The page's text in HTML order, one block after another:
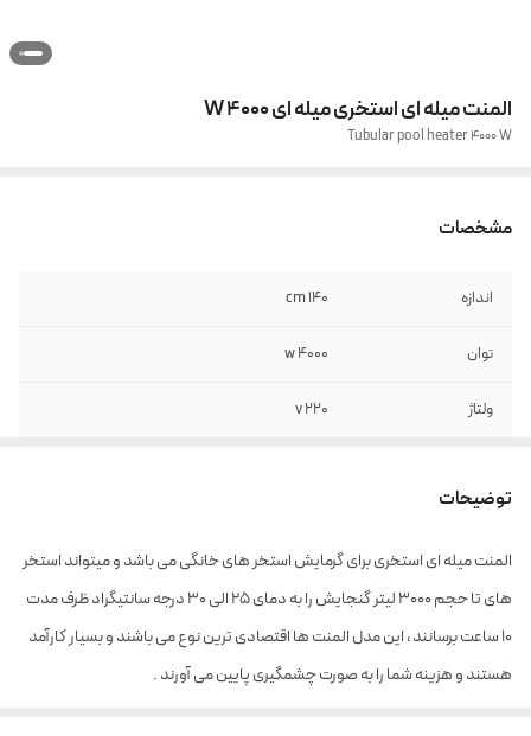
المنت میله ای استخری میله ای 4000 W
Tubular pool heater 4000 W
مشخصات
اندازه 140 cm
توان 4000 w
ولتاژ 220 v
توضیحات
المنت میله ای استخری برای گرمایش استخر های خانگی می باشد و میتواند استخر
های تا حجم 3000 لیتر گنجایش را به دمای 25 الی 30 درجه سانتیگراد ظرف مدت
10 ساعت برسانند ، این مدل المنت ها اقتصادی ترین نوع می باشند و بسیار کارآمد
هستند و هزینه شما را به صورت چشمگیری پایین می آورند .